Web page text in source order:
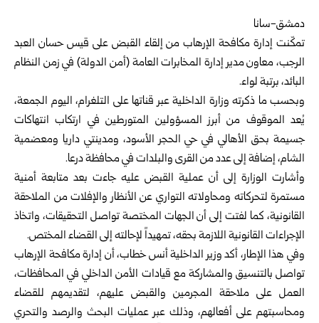
دمشق-سانا
تمكّنت إدارة مكافحة الإرهابمن إلقاء القبض على قيس حسان العبد
الرجب، معاون مدير إدارة المخابرات العامة (أمن الدولة) في زمن النظام
البائد، برتبة لواء.
وبحسب ما ذكرته وزارة الداخليةعبر قناتها على التلغرام، اليوم الجمعة،
يُعد الموقوف من أبرز المسؤولين المتورطين في ارتكاب انتهاكات
جسيمة بحق الأهالي في حي الحجر الأسود، ومدينتي داريا ومعضمية
الشام، إضافة إلى عدد من القرى والبلدات في محافظة درعا.
وأشارت الوزارة إلى أن عملية القبض عليه جاءت بعد متابعة أمنية
مستمرة لتحركاته ومحاولاته التواري عن الأنظار والإفلات من الملاحقة
القانونية، كما لفتت إلى أن الجهات المختصة تواصل التحقيقات، واتخاذ
الإجراءات القانونية اللازمة بحقه، تمهيداً لإحالته إلى القضاء المختص.
وفي هذا الإطار، أكد وزير الداخلية أنس خطاب، أن إدارة مكافحة الإرهاب
تواصل بالتنسيق والمشاركة مع قيادات الأمن الداخلي في المحافظات،
العمل على ملاحقة المجرمين والقبض عليهم، لتقديمهم للقضاء
ومحاسبتهم على أفعالهم، وذلك عبر عمليات البحث والرصد والتحري